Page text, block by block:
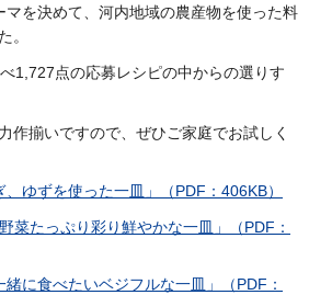
を決めて、河内地域の農産物を使った料
。
1,727点の応募レシピの中からの選りす
作揃いですので、ぜひご家庭でお試しく
ゆずを使った一皿」（PDF：406KB）
菜たっぷり彩り鮮やかな一皿」（PDF：
に食べたいベジフルな一皿」（PDF：